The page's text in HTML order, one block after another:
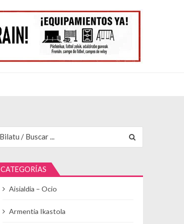
CATEGORÍAS
Aisialdia – Ocio
Armentia Ikastola